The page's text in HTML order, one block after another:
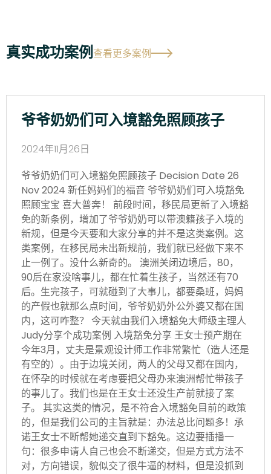
真实成功案例查看更多案例
爷爷奶奶们可入境豁免照顾孩子
2024年11月26日
爷爷奶奶们可入境豁免照顾孩子 Decision Date 26
Nov 2024 新任妈妈们的福音 爷爷奶奶们可入境豁免
照顾宝宝 喜大普奔！ 前段时间，移民局更新了入境豁
免的新条例，增加了爷爷奶奶可以带澳籍孩子入境的
新规，但是今天要和大家分享的并不是这类案例。这
类案例，在移民局未出新规前，我们就已经做下来不
止一例了。没什么新奇的。 澳洲关闭边境后，80，
90后在家没啥事儿，都在忙着生孩子，当然还有70
后。生完孩子，可就碰到了大事儿，都要桑班，妈妈
的产假也就那么点时间，爷爷奶奶外公外婆又都在国
内，这可咋整？ 今天就由我们入境豁免大师级主理人
Judy分享个成功案例 入境豁免分享 王女士预产期在
今年3月，丈夫是景观设计师工作非常繁忙（造人还是
有空的）。由于边境关闭，两人的父母又都在国内，
在怀孕的时候就在考虑要把父母办来澳洲帮忙带孩子
的事儿了。我们也是在王女士还没生产前就接了案
子。 其实这类的情况，是不符合入境豁免目前的政策
的，但是我们公司的主旨就是：办法总比问题多！承
诺王女士不断帮她递交直到下豁免。这边要插播一
句：很多申请人自己也会不断递交，但是方式方法不
对，方向错误，貌似交了很牛逼的材料，但是没抓到